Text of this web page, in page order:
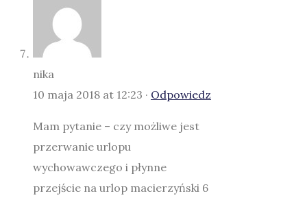
nika
10 maja 2018 at 12:23 · Odpowiedz
Mam pytanie – czy możliwe jest
przerwanie urlopu
wychowawczego i płynne
przejście na urlop macierzyński 6